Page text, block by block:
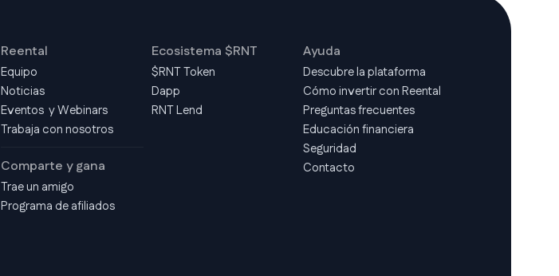
Reental
Equipo
Noticias
Eventos y Webinars
Trabaja con nosotros
Comparte y gana
Trae un amigo
Programa de afiliados
Ecosistema $RNT
$RNT Token
Dapp
RNT Lend
Ayuda
Descubre la plataforma
Cómo invertir con Reental
Preguntas frecuentes
Educación financiera
Seguridad
Contacto